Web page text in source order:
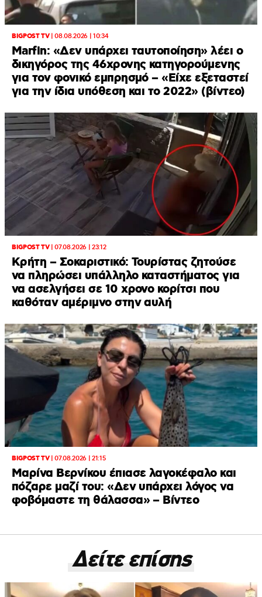
BIGPOST TV|08.08.2026 | 10:34
Marfin: «Δεν υπάρχει ταυτοποίηση» λέει ο
δικηγόρος της 46χρονης κατηγορούμενης
για τον φονικό εμπρησμό – «Είχε εξεταστεί
για την ίδια υπόθεση και το 2022» (βίντεο)
BIGPOST TV|07.08.2026 | 23:12
Κρήτη – Σοκαριστικό: Τουρίστας ζητούσε
να πληρώσει υπάλληλο καταστήματος για
να ασελγήσει σε 10 χρονο κορίτσι που
καθόταν αμέριμνο στην αυλή
BIGPOST TV|07.08.2026 | 21:15
Μαρίνα Βερνίκου έπιασε λαγοκέφαλο και
πόζαρε μαζί του: «Δεν υπάρχει λόγος να
φοβόμαστε τη θάλασσα» – Βίντεο
Δείτε επίσης